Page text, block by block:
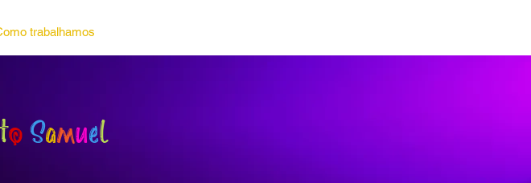
trabalhamos
to Samuel